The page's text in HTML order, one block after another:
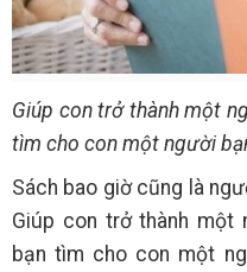
Giúp con trở thành một
tìm cho con một người
Sách bao giờ cũng là
Giúp con trở thành một
bạn tìm cho con một